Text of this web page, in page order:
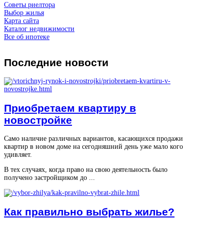
Советы риелтора
Выбор жилья
Карта сайта
Каталог недвижимости
Все об ипотеке
Последние новости
Приобретаем квартиру в
новостройке
Само наличие различных вариантов, касающихся продажи
квартир в новом доме на сегодняшний день уже мало кого
удивляет.
В тех случаях, когда право на свою деятельность было
получено застройщиком до ...
Как правильно выбрать жилье?